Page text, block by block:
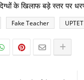
के खिलाफ बड़े स्तर पर
Fake Teacher